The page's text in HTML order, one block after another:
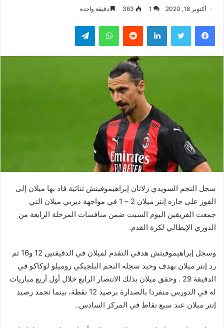
أكتوبر 18, 2020 1
363 دقيقة واحدة
فيسبوك تويتر لينكدإن واتساب تيلقرام
سجل النجم السويدي زلاتان إبراهيموفيتش ثنائية قاد بها ميلان إلى
الفوز على جاره إنتر ميلان 2 – 1 في مواجهة ديربي ميلان التي
جمعت الفريقين اليوم السبت ضمن منافسات المرحلة الرابعة من
الدوري الإيطالي لكرة القدم.
وسجل إبراهيموفيتش هدفي التقدم لميلان في الدقيقتين 12 و16 ثم
رد إنتر ميلان بهدف وحيد سجله النجم البلجيكي روميلو لوكاكو في
الدقيقة 29 . وحقق ميلان بذلك الانتصار الرابع خلال أول أربع مباريات
له في الدورس منفردا بالصدارة برصيد 12 نقطة، بينما تجمد رصيد
إنتر ميلان عند سبع نقاط في المركز السادس..